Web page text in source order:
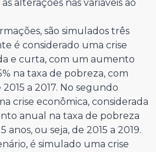
alterações nas variáveis ao
são simulados três
é considerado uma crise
e curta, com um aumento
na taxa de pobreza, com
a 2017. No segundo
crise econômica, considerada
anual na taxa de pobreza
anos, ou seja, de 2015 a 2019.
é simulado uma crise